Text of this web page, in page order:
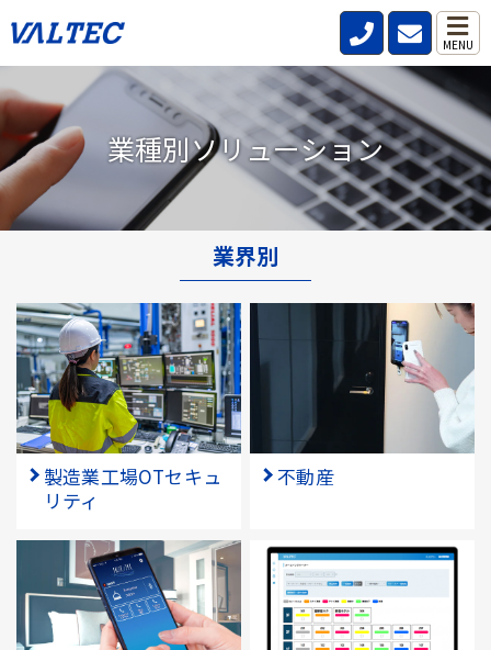
MENU
業種別ソリューション
業界別
製造業工場OTセキュ
リティ
不動産